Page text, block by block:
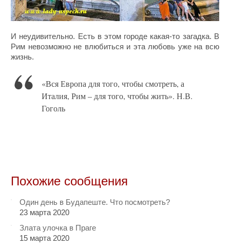
И неудивительно. Есть в этом городе какая-то загадка. В
Рим невозможно не влюбиться и эта любовь уже на всю
жизнь.
«Вся Европа для того, чтобы смотреть, а
Италия, Рим – для того, чтобы жить». Н.В.
Гоголь
Похожие сообщения
Один день в Будапеште. Что посмотреть?
23 марта 2020
Злата улочка в Праге
15 марта 2020